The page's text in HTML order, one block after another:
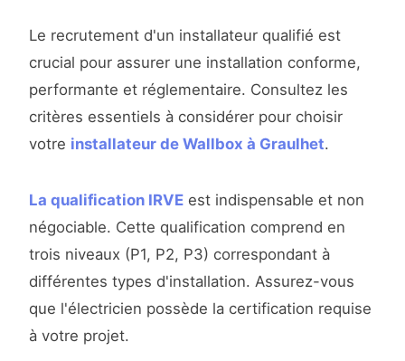
Le recrutement d'un installateur qualifié est
crucial pour assurer une installation conforme,
performante et réglementaire. Consultez les
critères essentiels à considérer pour choisir
votre installateur de Wallbox à Graulhet.
La qualification IRVE est indispensable et non
négociable. Cette qualification comprend en
trois niveaux (P1, P2, P3) correspondant à
différentes types d'installation. Assurez-vous
que l'électricien possède la certification requise
à votre projet.